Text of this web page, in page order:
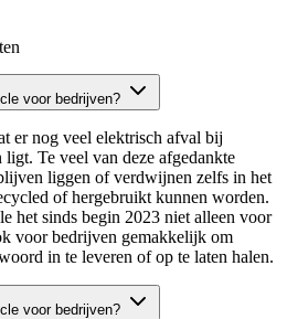
voor bedrijven?
er nog veel elektrisch afval bij
Te veel van deze afgedankte
liggen of verdwijnen zelfs in het
of hergebruikt kunnen worden.
het sinds begin 2023 niet alleen voor
voor bedrijven gemakkelijk om
in te leveren of op te laten halen.
voor bedrijven?